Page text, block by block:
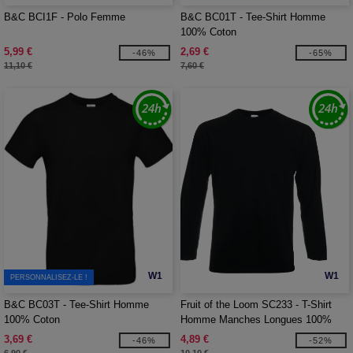
B&C BCI1F - Polo Femme
5,99 €
11,10 €
-46%
B&C BC01T - Tee-Shirt Homme
100% Coton
2,69 €
7,60 €
-65%
W1
PERSONNALISEZ-LE !
B&C BC03T - Tee-Shirt Homme
100% Coton
3,69 €
-46%
W1
Fruit of the Loom SC233 - T-Shirt
Homme Manches Longues 100%
coton
4,89 € -52%